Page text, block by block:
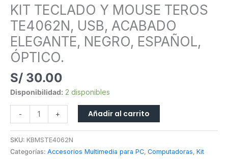
KIT TECLADO Y MOUSE TEROS
TE4062N, USB, ACABADO
ELEGANTE, NEGRO, ESPAÑOL,
ÓPTICO.
S/ 30.00
Disponibilidad: 2 disponibles
-
NEGRO,
ESPAÑOL,
ÓPTICO.
cantidad
+ Añadir al carrito
SKU: KBMSTE4062N
Categorías: Accesorios Multimedia para PC, Computadoras, Kit